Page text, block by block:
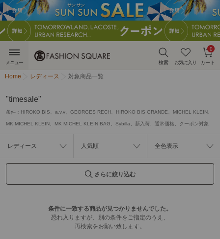
検索 お気に入り カート
0
メニュー
Home レディース 対象商品一覧
"timesale"
条件： HIROKO BIS、a.v.v、GEORGES RECH、HIROKO BIS GRANDE、MICHEL KLEIN、
MK MICHEL KLEIN、MK MICHEL KLEIN BAG、Sybilla、新入荷、通常価格、クーポン対象
レディース 人気順 全色表示
さらに絞り込む
条件に一致する商品が見つかりませんでした。
恐れ入りますが、別の条件をご指定のうえ、
再検索をお願い致します。